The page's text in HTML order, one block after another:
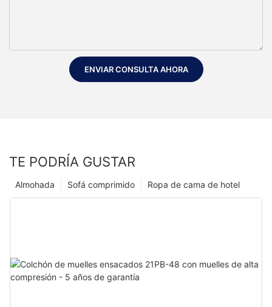
ENVIAR CONSULTA AHORA
TE PODRÍA GUSTAR
Ropa de cama de hotel
Sofá comprimido
Almohada